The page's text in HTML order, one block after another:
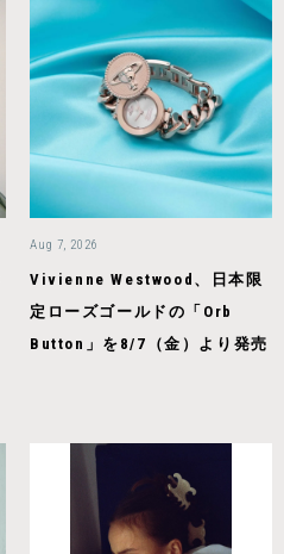
Aug 7, 2026
Vivienne Westwood、日本限
定ローズゴールドの「Orb
Button」を8/7（金）より発売